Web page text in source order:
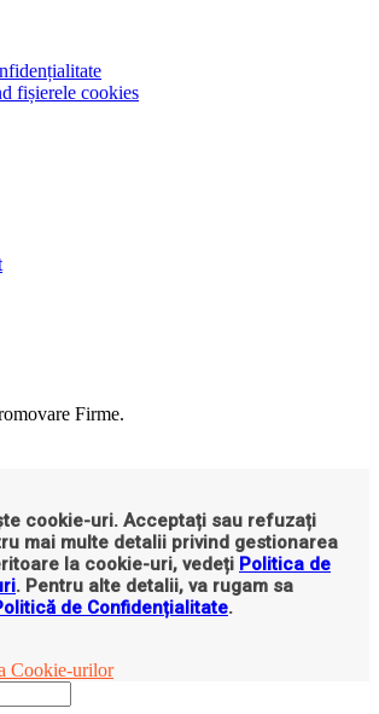
fișierele cookies
Firme.
cookie-uri. Acceptați sau refuzați
mai multe detalii privind gestionarea
la cookie-uri, vedeți Politica de
. Pentru alte detalii, va rugam sa
de Confidențialitate.
Cookie-urilor